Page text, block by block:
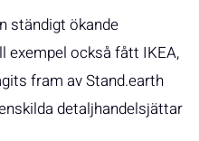
ständigt ökande
exempel också fått IKEA,
fram av Stand.earth
detaljhandelsjättar